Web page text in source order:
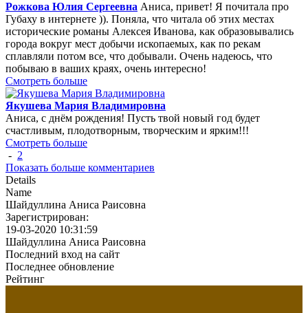
Рожкова Юлия Сергеевна Аниса, привет! Я почитала про
Губаху в интернете )). Поняла, что читала об этих местах
исторические романы Алексея Иванова, как образовывались
города вокруг мест добычи ископаемых, как по рекам
сплавляли потом все, что добывали. Очень надеюсь, что
побываю в ваших краях, очень интересно!
Смотреть больше
Якушева Мария Владимировна
Аниса, с днём рождения! Пусть твой новый год будет
счастливым, плодотворным, творческим и ярким!!!
Смотреть больше
- 2
Показать больше комментариев
Details
Name
Шайдуллина Аниса Раисовна
Зарегистрирован:
19-03-2020 10:31:59
Шайдуллина Аниса Раисовна
Последний вход на сайт
Последнее обновление
Рейтинг